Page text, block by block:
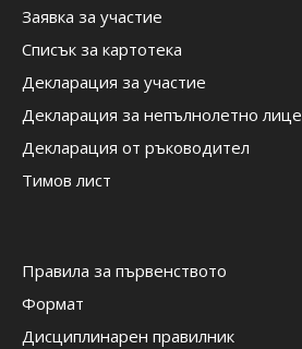
Заявка за участие
Списък за картотека
Декларация за участие
Декларация за непълнолетно лице
Декларация от ръководител
Тимов лист
Правила за първенството
Формат
Дисциплинарен правилник